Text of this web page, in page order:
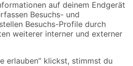
Versandarten